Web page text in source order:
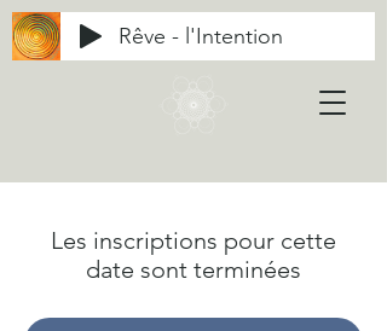
Rêve - l'Intention
Les inscriptions pour cette
date sont terminées